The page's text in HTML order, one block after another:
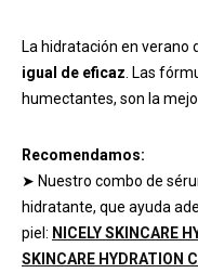
La hidratación en verano
igual de eficaz . Las
humectantes, son la
Recomendamos:
➤ Nuestro combo de
hidratante, que ayuda
piel: NICELY SKINCARE
SKINCARE HYDRATION